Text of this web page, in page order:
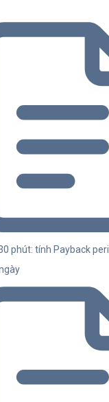
phút: tính Payback